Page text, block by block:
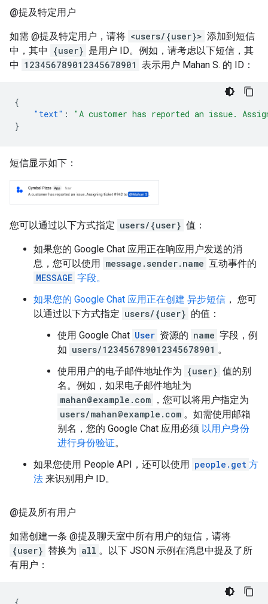
@提及特定用户
如需 @提及特定用户，请将 <users/{user}> 添加到短信
中，其中
{user} 是用户 ID。例如，请考虑以下短信，其
中 123456789012345678901 表示用户 Mahan S. 的 ID：
{
"text" :
"A customer has reported an issue.
}
短信显示如下：
您可以通过以下方式指定 users/{user} 值：
如果您的 Google Chat 应用正在响应用户发送的消
息，您可以使用 message.sender.name 互动事件的
MESSAGE 字段。
如果您的 Google Chat 应用正在创建 异步短信 ， 您可
以通过以下方式指定 users/{user} 的值：
使用 Google Chat User 资源的 name 字段，例
如 users/123456789012345678901 。
使用用户的电子邮件地址作为 {user} 值的别
名。例如，如果电子邮件地址为
mahan@example.com ，您可以将用户指定为
users/mahan@example.com 。如需使用邮箱
别名，您的 Google Chat 应用必须 以用户身份
进行身份验证。
如果您使用 People API，还可以使用 people.get 方
法 来识别用户 ID。
@提及所有用户
如需创建一条 @提及聊天室中所有用户的短信，请将
{user} 替换为 all 。以下 JSON 示例在消息中提及了所
有用户：